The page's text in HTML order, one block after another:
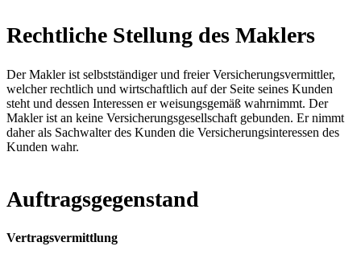
Rechtliche Stellung des Maklers
Der Makler ist selbstständiger und freier Versicherungsvermittler,
welcher rechtlich und wirtschaftlich auf der Seite seines Kunden
steht und dessen Interessen er weisungsgemäß wahrnimmt. Der
Makler ist an keine Versicherungsgesellschaft gebunden. Er nimmt
daher als Sachwalter des Kunden die Versicherungsinteressen des
Kunden wahr.
Auftragsgegenstand
Vertragsvermittlung